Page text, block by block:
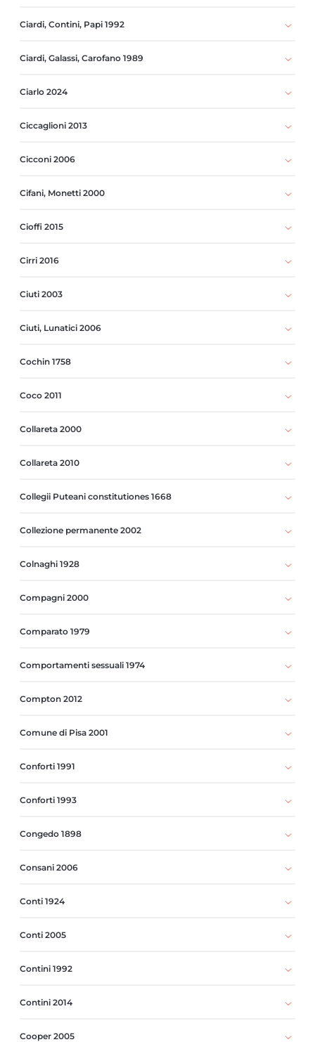
Ciardi, Contini, Papi 1992
Ciardi, Galassi, Carofano 1989
Ciarlo 2024
Ciccaglioni 2013
Cicconi 2006
Cifani, Monetti 2000
Cioffi 2015
Cirri 2016
Ciuti 2003
Ciuti, Lunatici 2006
Cochin 1758
Coco 2011
Collareta 2000
Collareta 2010
Collegii Puteani constitutiones 1668
Collezione permanente 2002
Colnaghi 1928
Compagni 2000
Comparato 1979
Comportamenti sessuali 1974
Compton 2012
Comune di Pisa 2001
Conforti 1991
Conforti 1993
Congedo 1898
Consani 2006
Conti 1924
Conti 2005
Contini 1992
Contini 2014
Cooper 2005